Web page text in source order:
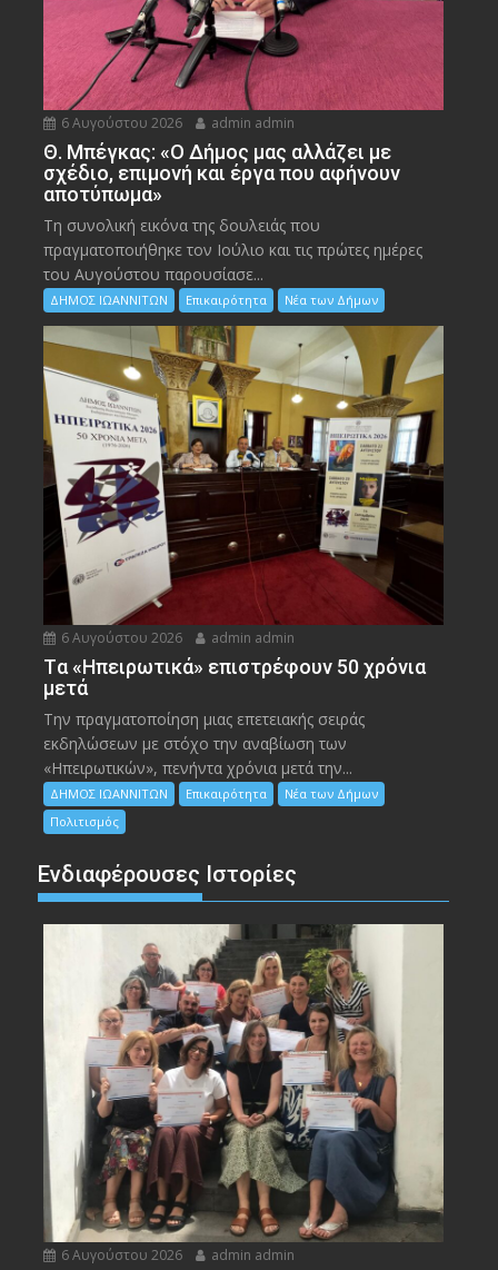
6 Αυγούστου 2026 admin admin
Θ. Μπέγκας: «Ο Δήμος μας αλλάζει με
σχέδιο, επιμονή και έργα που αφήνουν
αποτύπωμα»
Τη συνολική εικόνα της δουλειάς που
πραγματοποιήθηκε τον Ιούλιο και τις πρώτες ημέρες
του Αυγούστου παρουσίασε...
ΔΗΜΟΣ ΙΩΑΝΝΙΤΩΝ Επικαιρότητα Νέα των Δήμων
6 Αυγούστου 2026 admin admin
Tα «Ηπειρωτικά» επιστρέφουν 50 χρόνια
μετά
Την πραγματοποίηση μιας επετειακής σειράς
εκδηλώσεων με στόχο την αναβίωση των
«Ηπειρωτικών», πενήντα χρόνια μετά την...
ΔΗΜΟΣ ΙΩΑΝΝΙΤΩΝ Επικαιρότητα
Νέα των Δήμων
Πολιτισμός
Ενδιαφέρουσες Ιστορίες
6 Αυγούστου 2026 admin admin